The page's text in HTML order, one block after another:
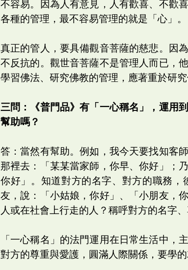
不容易。因為人有意見，人有歡喜、不歡
各種的管理，最不容易管理的就是「心」。
真正的管人，要具備觀音菩薩的慈悲。因
不反抗的。觀世音菩薩不是管理人而已，
學習佛法、研究佛教的管理，應著重於研究
三問：《普門品》有「一心稱名」，運用
幫助嗎？
答：當然有幫助。例如，我今天要找知客
那裡去：「某某當家師，你早、你好」；
你好」。知道對方的名字、對方的職務
友，說：「小姑娘，你好」、「小朋友，
人或在社會上行走的人？稱呼對方的名字
「一心稱名」的法門運用在日常生活中，
對方的尊重與愛護，圓滿人際關係，要學的